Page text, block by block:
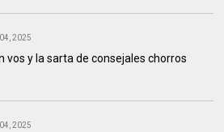
2025
vos y la sarta de consejales chorros
2025